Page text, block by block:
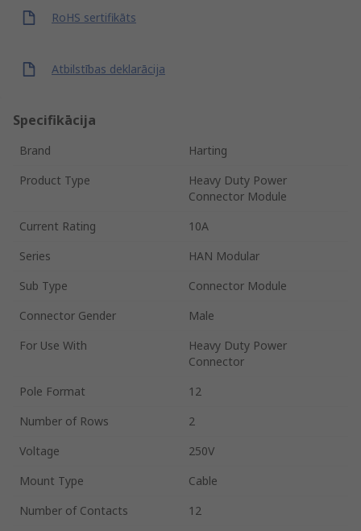
RoHS sertifikāts
Atbilstības deklarācija
Specifikācija
Brand
Harting
Product Type
Heavy Duty Power
Connector Module
Current Rating
10A
Series
HAN Modular
Sub Type
Connector Module
Connector Gender
Male
For Use With
Heavy Duty Power
Connector
Pole Format
12
Number of Rows
2
Voltage
250V
Mount Type
Cable
Number of Contacts
12